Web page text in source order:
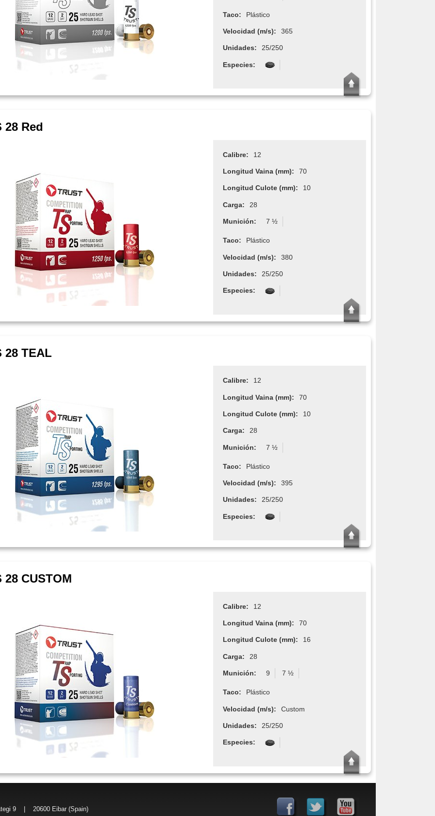
Taco: Plástico
Velocidad (m/s): 365
Unidades: 25/250
Especies:
28 Red
Calibre: 12
Longitud Vaina (mm): 70
Longitud Culote (mm): 10
Carga: 28
Munición: 7 ½
Taco: Plástico
Velocidad (m/s): 380
Unidades: 25/250
Especies:
28 TEAL
Calibre: 12
Longitud Vaina (mm): 70
Longitud Culote (mm): 10
Carga: 28
Munición: 7 ½
Taco: Plástico
Velocidad (m/s): 395
Unidades: 25/250
Especies:
28 CUSTOM
Calibre: 12
Longitud Vaina (mm): 70
Longitud Culote (mm): 16
Carga: 28
Munición: 9 7 ½
Taco: Plástico
Velocidad (m/s): Custom
Unidades: 25/250
Especies:
9 | 20600 Eibar (Spain)